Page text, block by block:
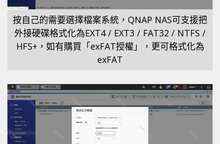
按自己的需要選擇檔案系統，QNAP NAS可支援把
外接硬碟格式化為EXT4 / EXT3 / FAT32 / NTFS /
HFS+，如有購買「exFAT授權」，更可格式化為
exFAT